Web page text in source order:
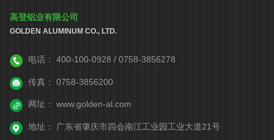
高登铝业有限公司
GOLDEN ALUMINUM CO., LTD.
电话： 400-100-0928 / 0758-3856278
传真： 0758-3856200
网址： www.golden-al.com
地址： 广东省肇庆市四会南江工业园工业大道21号